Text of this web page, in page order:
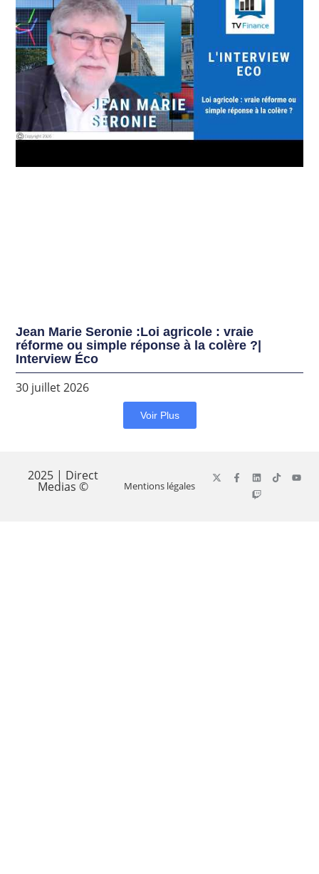
Jean Marie Seronie :Loi agricole : vraie
réforme ou simple réponse à la colère ?|
Interview Éco
30 juillet 2026
Voir Plus
2025 | Direct
Medias © Mentions légales